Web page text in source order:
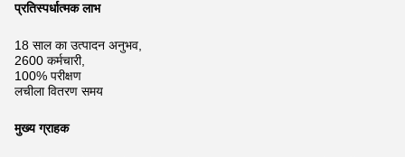
प्रतिस्पर्धात्मक लाभ
18 साल का उत्पादन अनुभव,
2600 कर्मचारी,
100% परीक्षण
लचीला वितरण समय
मुख्य ग्राहक